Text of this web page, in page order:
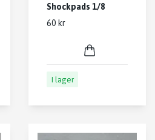
Shockpads 1/8
60 kr
I lager